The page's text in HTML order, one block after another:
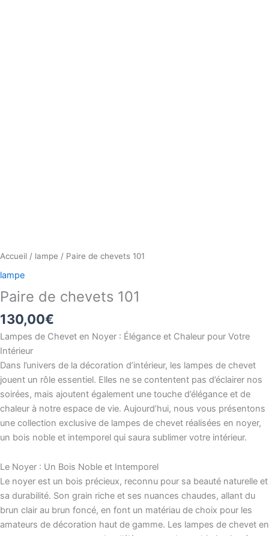
Accueil / lampe / Paire de chevets 101
lampe
Paire de chevets 101
130,00€
Lampes de Chevet en Noyer : Élégance et Chaleur pour Votre
Intérieur
Dans l’univers de la décoration d’intérieur, les lampes de chevet
jouent un rôle essentiel. Elles ne se contentent pas d’éclairer nos
soirées, mais ajoutent également une touche d’élégance et de
chaleur à notre espace de vie. Aujourd’hui, nous vous présentons
une collection exclusive de lampes de chevet réalisées en noyer,
un bois noble et intemporel qui saura sublimer votre intérieur.
Le Noyer : Un Bois Noble et Intemporel
Le noyer est un bois précieux, reconnu pour sa beauté naturelle et
sa durabilité. Son grain riche et ses nuances chaudes, allant du
brun clair au brun foncé, en font un matériau de choix pour les
amateurs de décoration haut de gamme. Les lampes de chevet en